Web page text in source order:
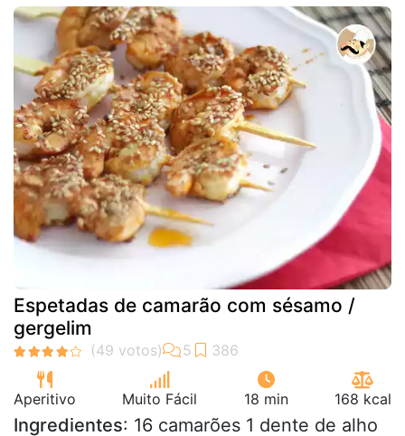
Espetadas de camarão com sésamo /
gergelim
Aperitivo Muito Fácil 18 min 168 kcal
Ingredientes: 16 camarões 1 dente de alho